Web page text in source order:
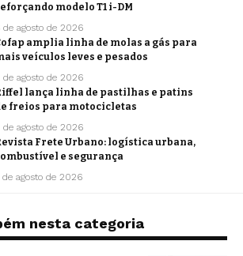
modelo T1 i-DM
de agosto de 2026
amplia linha de molas a gás para
veículos leves e pesados
de agosto de 2026
lança linha de pastilhas e patins
freios para motocicletas
de agosto de 2026
Frete Urbano: logística urbana,
e segurança
de agosto de 2026
nesta categoria